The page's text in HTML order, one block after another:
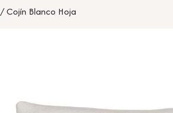
/ Cojín Blanco Hoja